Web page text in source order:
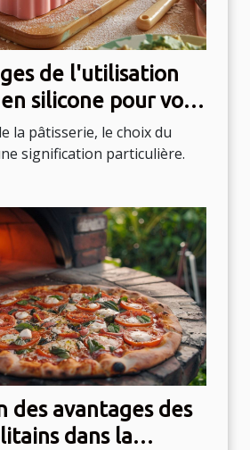
de l'utilisation
silicone pour vos
la pâtisserie, le choix du
signification particulière.
des avantages des
dans la